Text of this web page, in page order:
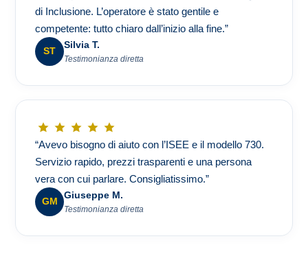
di Inclusione. L’operatore è stato gentile e
competente: tutto chiaro dall’inizio alla fine.”
ST
Silvia T.
Testimonianza diretta
“Avevo bisogno di aiuto con l’ISEE e il modello 730.
Servizio rapido, prezzi trasparenti e una persona
vera con cui parlare. Consigliatissimo.”
GM
Giuseppe M.
Testimonianza diretta